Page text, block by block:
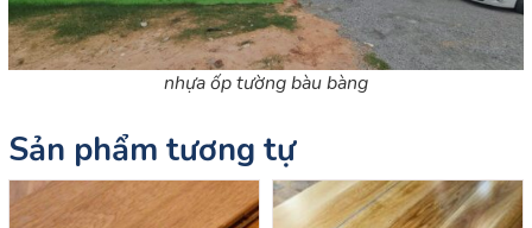
nhựa ốp tường bàu bàng
Sản phẩm tương tự